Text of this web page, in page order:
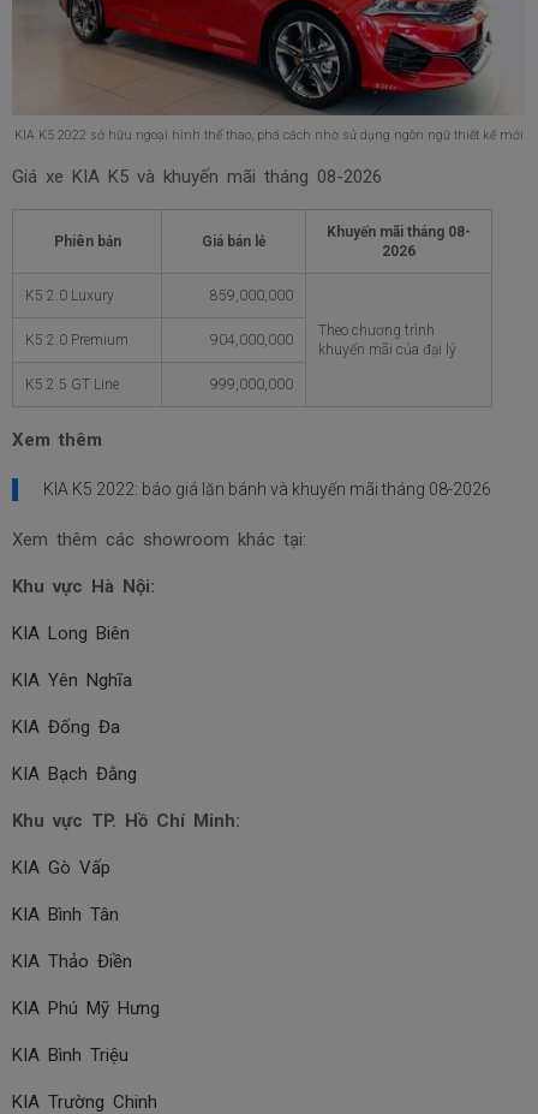
KIA K5 2022 sở hữu ngoại hình thể thao, phá cách nhờ sử dụng ngôn ngữ thiết kế mới
Giá xe KIA K5 và khuyến mãi tháng 08-2026
Phiên bản Giá bán lẻ
Khuyến mãi tháng 08-
2026
K5 2.0 Luxury 859,000,000
Theo chương trình
khuyến mãi của đại lý
K5 2.0 Premium 904,000,000
K5 2.5 GT Line 999,000,000
Xem thêm
KIA K5 2022: báo giá lăn bánh và khuyến mãi tháng 08-2026
Xem thêm các showroom khác tại:
Khu vực Hà Nội:
KIA Long Biên
KIA Yên Nghĩa
KIA Đống Đa
KIA Bạch Đằng
Khu vực TP. Hồ Chí Minh:
KIA Gò Vấp
KIA Bình Tân
KIA Thảo Điền
KIA Phú Mỹ Hưng
KIA Bình Triệu
KIA Trường Chinh